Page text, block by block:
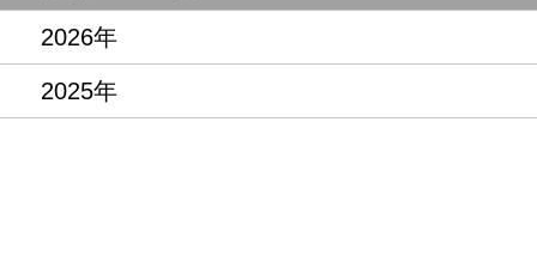
2026年
2025年